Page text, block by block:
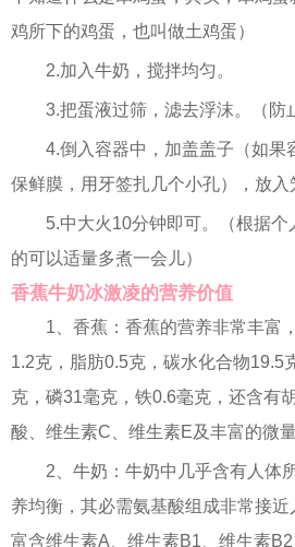
鸡所下的鸡蛋，也叫做土鸡蛋）
2.加入牛奶，搅拌均匀。
3.把蛋液过筛，滤去浮沫。（防
4.倒入容器中，加盖盖子（如果
保鲜膜，用牙签扎几个小孔），放入
5.中大火10分钟即可。（根据
的可以适量多煮一会儿）
香蕉牛奶冰激凌的营养价值
1、香蕉：香蕉的营养非常丰富
1.2克，脂肪0.5克，碳水化合物19.5
克，磷31毫克，铁0.6毫克，还含有
酸、维生素C、维生素E及丰富的微量
2、牛奶：牛奶中几乎含有人体
养均衡，其必需氨基酸组成非常接
富含维生素A、维生素B1、维生素